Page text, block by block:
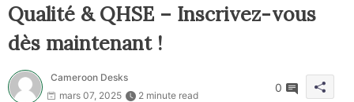
Qualité & QHSE – Inscrivez-vous
dès maintenant !
Cameroon Desks
mars 07, 2025
2 minute read
0